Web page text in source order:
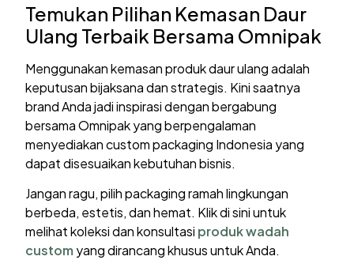
Temukan Pilihan Kemasan Daur
Ulang Terbaik Bersama Omnipak
Menggunakan kemasan produk daur ulang adalah
keputusan bijaksana dan strategis. Kini saatnya
brand Anda jadi inspirasi dengan bergabung
bersama Omnipak yang berpengalaman
menyediakan custom packaging Indonesia yang
dapat disesuaikan kebutuhan bisnis.
Jangan ragu, pilih packaging ramah lingkungan
berbeda, estetis, dan hemat. Klik di sini untuk
melihat koleksi dan konsultasi produk wadah
custom yang dirancang khusus untuk Anda.